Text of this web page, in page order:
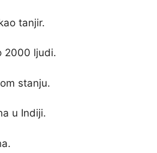
tanjir.
2000 ljudi.
stanju.
u Indiji.